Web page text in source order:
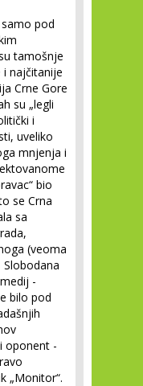
pod
tamošnje
i najčitanije
Crne Gore
su „legli
i
uveliko
mnjenja i
bio
se Crna
sa
(veoma
-
bilo pod
oponent -
„Monitor“.